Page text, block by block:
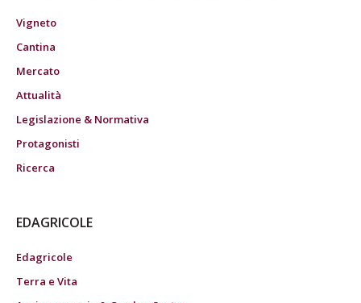
Vigneto
Cantina
Mercato
Attualità
Legislazione & Normativa
Protagonisti
Ricerca
EDAGRICOLE
Edagricole
Terra e Vita